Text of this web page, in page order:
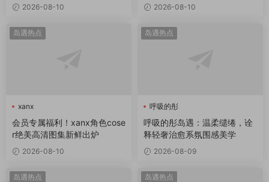
2026-08-10 2026-08-10
岛遇热点
xanx
会员专属福利！xanx角色cose
r绝美高清图集新鲜出炉
2026-08-10
岛遇热点
呼吸的彤
呼吸的彤岛遇：温柔缱绻，诠
释轻奢治愈系氛围感美学
2026-08-09
岛遇热点 岛遇热点